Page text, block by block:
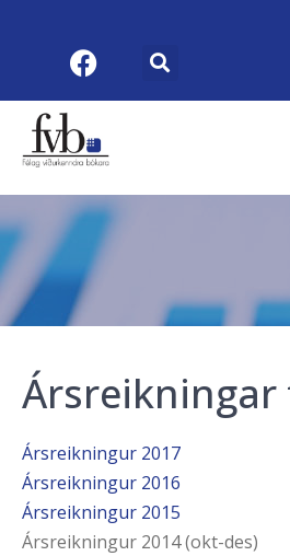
Ársreikningar
Ársreikningur 2017
Ársreikningur 2016
Ársreikningur 2015
Ársreikningur 2014 (okt-des)